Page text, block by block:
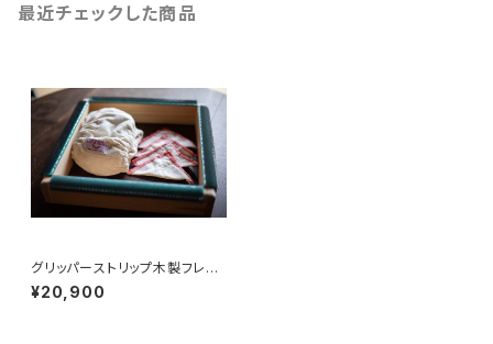
最近チェックした商品
グリッパーストリップ木製フレー
ム＆フレームカバー
¥20,900